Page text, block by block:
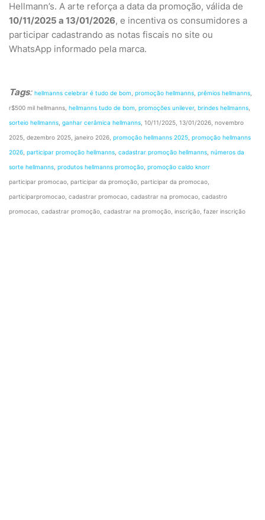
Hellmann’s. A arte reforça a data da promoção, válida de
10/11/2025 a 13/01/2026, e incentiva os consumidores a
participar cadastrando as notas fiscais no site ou
WhatsApp informado pela marca.
Tags: hellmanns celebrar é tudo de bom promoção hellmanns prêmios hellmanns
r$500 mil hellmanns, hellmanns tudo de bom promoções unilever, brindes hellmanns
sorteio hellmanns ganhar cerâmica hellmanns , 10/11/2025, 13/01/2026, novembro
2025, dezembro 2025, janeiro 2026, promoção hellmanns 2025 promoção hellmanns
2026 participar promoção hellmanns cadastrar promoção hellmanns números da
sorte hellmanns produtos hellmanns promoção promoção caldo knorr
participar promocao, participar da promoção, participar da promocao,
participarpromocao, cadastrar promocao, cadastrar na promocao, cadastro
promocao, cadastrar promoção, cadastrar na promoção, inscrição, fazer inscrição